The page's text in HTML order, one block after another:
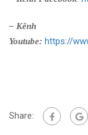
– Kênh
Youtube: https://
Share: